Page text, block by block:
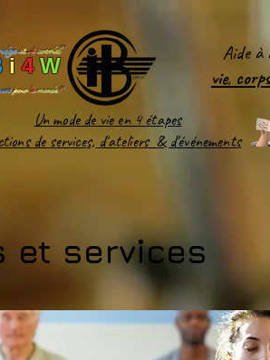
i 4 W
it-4world''
pour le monde!''
Aideà
vie,
Un mode de vie en 4 étapes
de services, d'ateliers & d'événements
et services